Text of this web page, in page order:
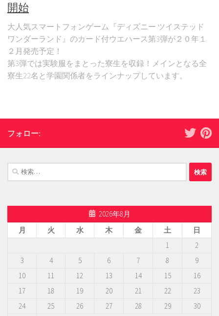
開始
大人気スマートフォンゲーム『ディズニー ツイステッド
ワンダーランド』のカード付ウエハース第3弾が２０年１
２月発売予定！
第3弾では実験服をまとった寮生を収録！メインとなる全
寮生22名と学園関係者をラインナップしています。
フォロー:
検
索:
2026年8月
月
火 水 木 金 土
日
1
2
3
4 5 6 7 8
9
10
11 12 13 14 15
16
17
18 19 20 21 22
23
24
25 26 27 28 29
30